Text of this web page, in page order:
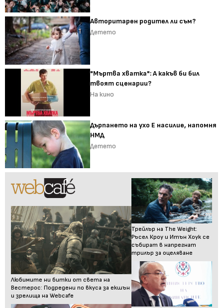
Авторитарен родител ли съм?
Детето
"Мъртва хватка": А какъв би бил
твоят сценарии?
На кино
Дърпането на ухо Е насилие, напомня
НМД
Детето
Любимите ни битки от света на
Вестерос: Подредени по вкуса за екшън
и зрелища на Webcafe
Трейлър на The Weight:
Ръсел Кроу и Итън Хоук се
събират в напрегнат
трилър за оцеляване